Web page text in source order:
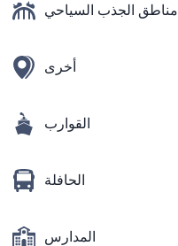
مناطق الجذب السياحي
أخرى
القوارب
الحافلة
المدارس